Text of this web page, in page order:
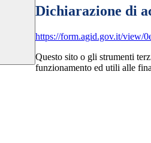
Dichiarazione di
https://form.agid.gov.it/view/
Questo sito o gli strumenti
funzionamento ed utili alle